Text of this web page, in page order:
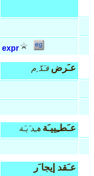
expr
عـَرض قـَدّ ِم
عـَطـِييـَة هـِد َيـَة
عـَقد إيجا َر